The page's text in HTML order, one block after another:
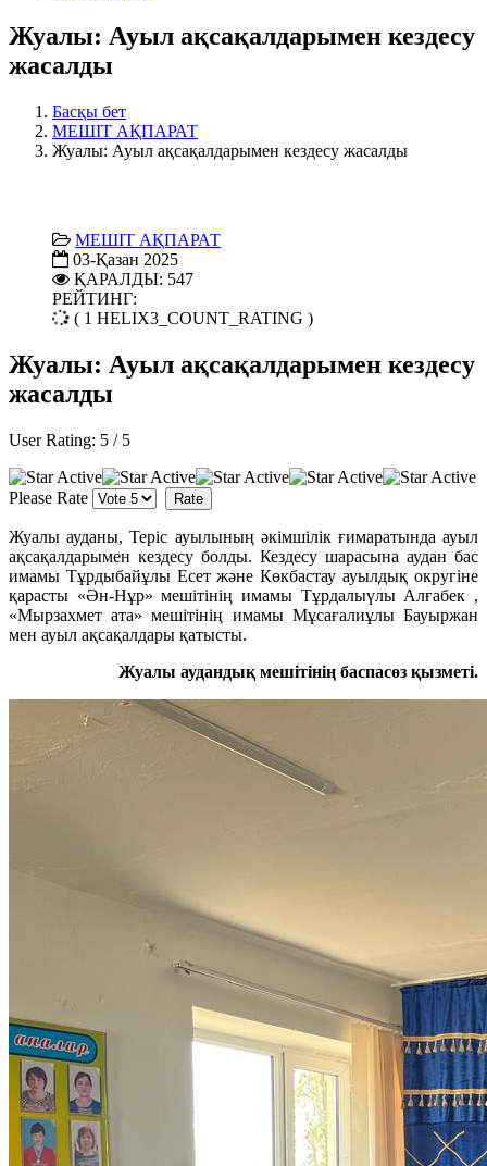
Жуалы: Ауыл ақсақалдарымен кездесу
жасалды
Басқы бет
МЕШІТ АҚПАРАТ
Жуалы: Ауыл ақсақалдарымен кездесу жасалды
МЕШІТ АҚПАРАТ
03-Қазан 2025
ҚАРАЛДЫ: 547
РЕЙТИНГ:
( 1 HELIX3_COUNT_RATING )
Жуалы: Ауыл ақсақалдарымен кездесу
жасалды
User Rating: 5 / 5
Please Rate
Жуалы ауданы, Теріс ауылының әкімшілік ғимаратында ауыл
ақсақалдарымен кездесу болды. Кездесу шарасына аудан бас
имамы Тұрдыбайұлы Есет және Көкбастау ауылдық округіне
қарасты «Ән-Нұр» мешітінің имамы Тұрдалыүлы Алғабек ,
«Мырзахмет ата» мешітінің имамы Мұсағалиұлы Бауыржан
мен ауыл ақсақалдары қатысты.
Жуалы аудандық мешітінің баспасөз қызметі.